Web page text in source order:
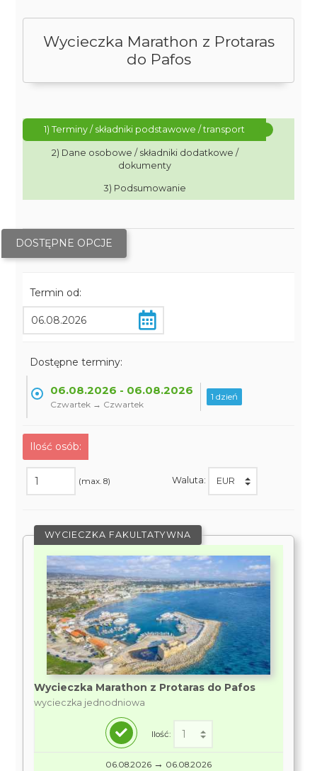
Wycieczka Marathon z Protaras
do Pafos
1) Terminy / składniki podstawowe / transport
2) Dane osobowe / składniki dodatkowe /
dokumenty
3) Podsumowanie
DOSTĘPNE OPCJE
Termin od:
Dostępne terminy:
06.08.2026 - 06.08.2026
Czwartek → Czwartek
1 dzień
Ilość osób:
(max. 8) Waluta:
WYCIECZKA FAKULTATYWNA
Wycieczka Marathon z Protaras do Pafos
wycieczka jednodniowa
Ilość:
06.08.2026 → 06.08.2026